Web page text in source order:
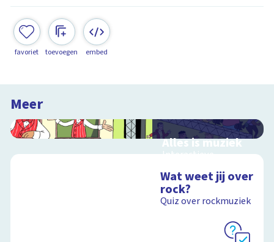
favoriet toevoegen embed
Meer
Alles is muziek
Interactieve
muziekinstrumenten
en muziekstijlen
Schoolplaat
Wat weet jij over
rock?
Quiz over rockmuziek